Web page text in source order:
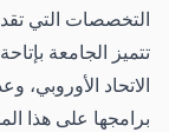
التخصصات التي
تتميز الجامعة
الاتحاد الأوروبي،
برامجها على هذا